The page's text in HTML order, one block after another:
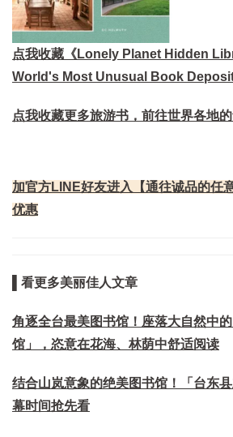
点我收藏《Lonely Planet Hidden
World's Most Unusual Book
点我收藏更多旅游书，前往世界各地
加官方LINE好友进入【通往诚品的任
优惠
▌看更多美丽佳人文章
角逐全台最美图书馆！座落大自然中
馆」，恣意在花海、林荫中舒适阅读
结合山岚意象的绝美图书馆！「台东
幕时间抢先看